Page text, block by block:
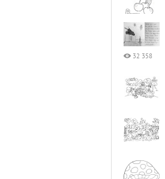
32 358